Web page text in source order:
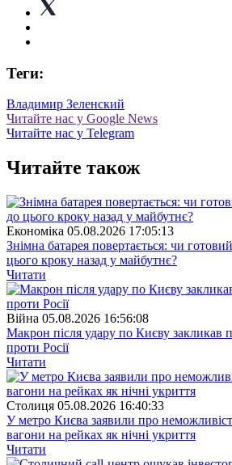
Теги:
Владимир Зеленский
Читайте нас у Google News
Читайте нас у Telegram
Читайте також
Економіка 05.08.2026 17:05:13
Знімна батарея повертається: чи
цього кроку назад у майбутнє?
Читати
Війна 05.08.2026 16:56:08
Макрон після удару по Києву закликав
проти Росії
Читати
Столиця 05.08.2026 16:40:33
У метро Києва заявили про
вагони на рейках як нічні укриття
Читати